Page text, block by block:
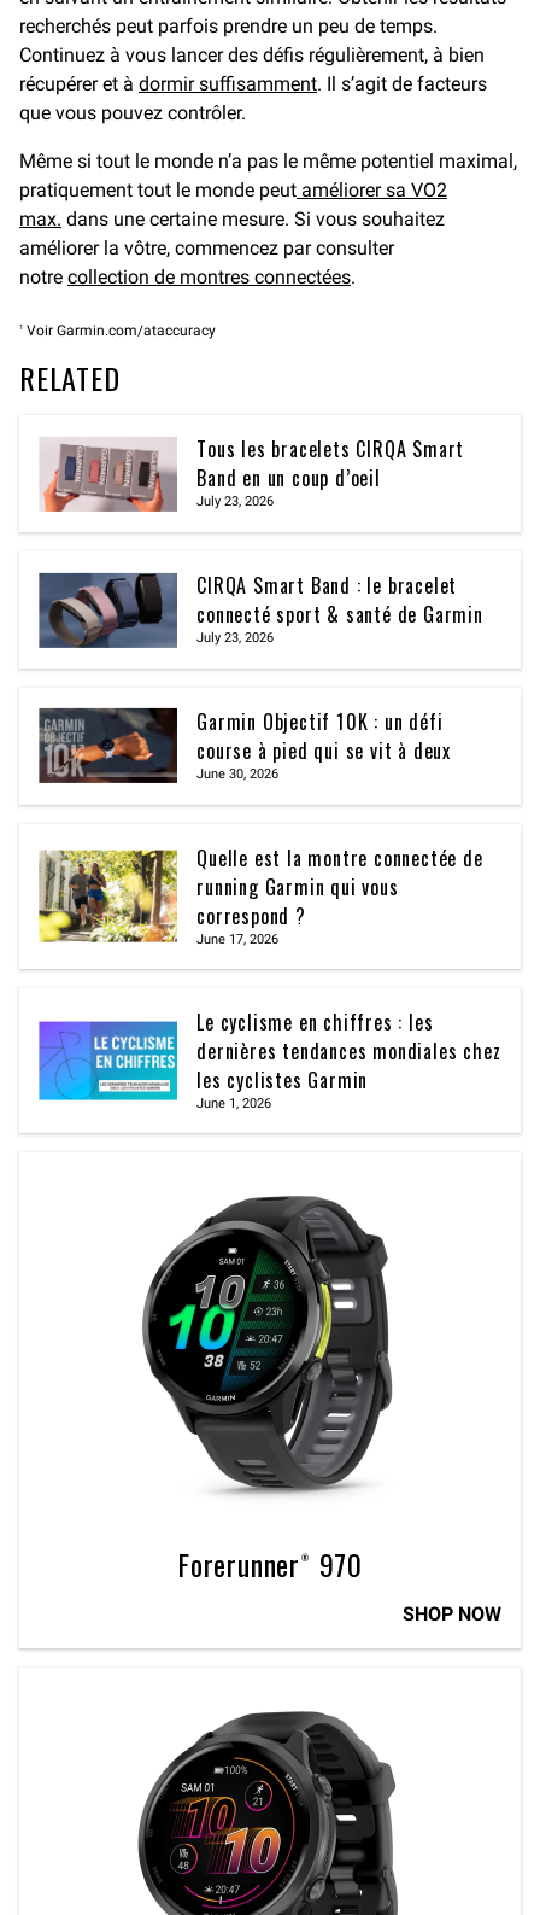
recherchés peut parfois prendre un peu de temps.
Continuez à vous lancer des défis régulièrement, à bien
récupérer et à dormir suffisamment. Il s’agit de facteurs
que vous pouvez contrôler.
Même si tout le monde n’a pas le même potentiel maximal,
pratiquement tout le monde peut améliorer sa VO2
max. dans une certaine mesure. Si vous souhaitez
améliorer la vôtre, commencez par consulter
notre collection de montres connectées.
1 Voir Garmin.com/ataccuracy
RELATED
Tous les bracelets CIRQA Smart
Band en un coup d’oeil
July 23, 2026
CIRQA Smart Band : le bracelet
connecté sport & santé de Garmin
July 23, 2026
Garmin Objectif 10K : un défi
course à pied qui se vit à deux
June 30, 2026
Quelle est la montre connectée de
running Garmin qui vous
correspond ?
June 17, 2026
Le cyclisme en chiffres : les
dernières tendances mondiales chez
les cyclistes Garmin
June 1, 2026
Forerunner® 970
SHOP NOW